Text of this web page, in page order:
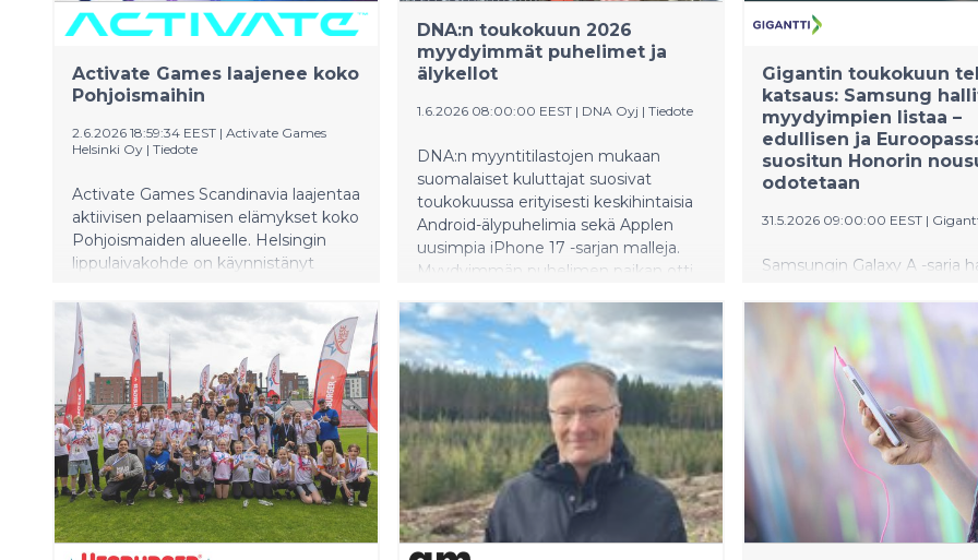
Activate Games laajenee koko
Pohjoismaihin
2.6.2026 18:59:34 EEST | Activate Games
Helsinki Oy | Tiedote
Activate Games Scandinavia laajentaa
aktiivisen pelaamisen elämykset koko
Pohjoismaiden alueelle. Helsingin
lippulaivakohde on käynnistänyt
vuoden aikana alueelle avautuu jopa
kahdeksan elämyskeskusta.
DNA:n toukokuun 2026
myydyimmät puhelimet ja
älykellot
1.6.2026 08:00:00 EEST | DNA Oyj | Tiedote
DNA:n myyntitilastojen mukaan
suomalaiset kuluttajat suosivat
toukokuussa erityisesti keskihintaisia
Android-älypuhelimia sekä Applen
uusimpia iPhone 17 -sarjan malleja.
Myydyimmän puhelimen paikan otti
yritysasiakkaiden ostetuin puhelin oli
Apple iPhone 16e 5G. Toukokuun
myydyin älykello oli puolestaan ZTE
K2 -lasten kellopuhelin.
Gigantin toukokuun
katsaus: Samsung
myydyimpien listaa –
edullisen ja
suositun Honorin
odotetaan
31.5.2026 09:00:00 EEST |
Samsungin Galaxy A -sarja
selkeällä kolmoisvoitolla
markkinoilla näkyy odottava
tunnelma uusien valmistajien
kasvattaessa jalansijaansa
Euroopassa. Pitkään
Ring 5 tuo markkinoille
huomaamattomamman
suositusta älysormuksesta.
aktiivisuusrannekkeet
paluuta.